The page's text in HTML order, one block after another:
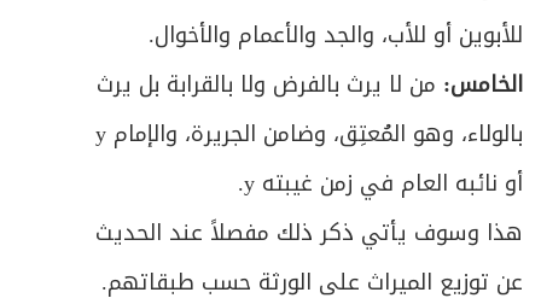
للأبوين أو للأب، والجد والأعمام والأخوال.
الخامس: من لا يرث بالفرض ولا بالقرابة بل يرث
بالولاء، وهو المُعتِق، وضامن الجريرة، والإمام y
أو نائبه العام في زمن غيبته y.
هذا وسوف يأتي ذكر ذلك مفصلاً عند الحديث
عن توزيع الميراث على الورثة حسب طبقاتهم.